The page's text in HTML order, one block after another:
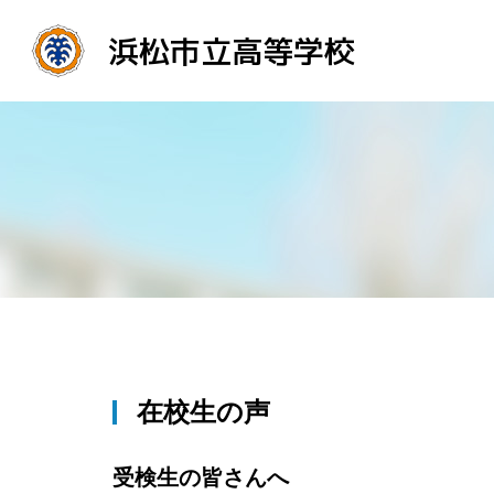
浜松市立高等学校
在校生の声
受検生の皆さんへ